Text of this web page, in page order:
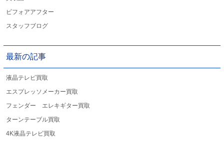
ビフォアアフター
スタッフブログ
最新の記事
液晶テレビ買取
エスプレッソメーカー買取
フェンダー エレキギター買取
ターンテーブル買取
4K液晶テレビ買取